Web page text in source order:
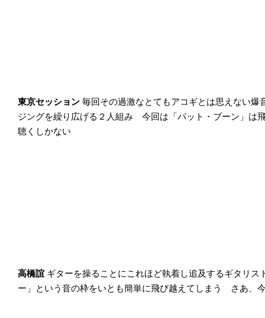
東京セッション 毎回その過激なとてもアコギとは思えない
ジングを繰り広げる２人組み 今回は「パット・ブーン」
聴くしかない
高橋誼 ギターを操ることにこれほど執着し追及するギタリ
ー」という音の枠をいとも簡単に飛び越えてしまう さあ、